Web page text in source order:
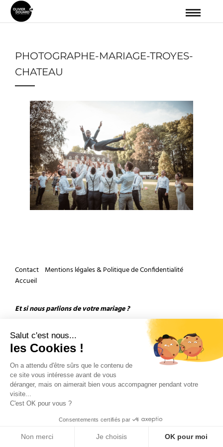
Salut c'est nous...
les Cookies !
On a attendu d'être sûrs que le contenu de
ce site vous intéresse avant de vous
déranger, mais on aimerait bien vous accompagner pendant votre
visite...
C'est OK pour vous ?
Consentements certifiés par
Non merci Je choisis OK pour moi
PHOTOGRAPHE-MARIAGE-TROYES-
CHATEAU
Contact Mentions légales & Politique de Confidentialité
Accueil
Et si nous parlions de votre mariage ?
Copyright 2026 by Olivier Douard Photographe de mariage - Tous droits réservés